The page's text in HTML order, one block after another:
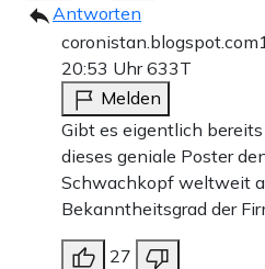
Antworten
coronistan.blogspot.com
20:53 Uhr633T
Melden
Gibt es eigentlich
dieses geniale Poster
Schwachkopf weltweit
Bekanntheitsgrad der
27